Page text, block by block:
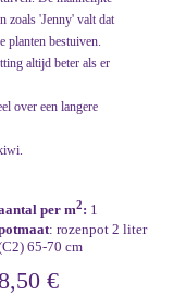
zoals 'Jenny' valt dat
planten bestuiven.
altijd beter als er
over een langere
per m2: 1
: rozenpot 2 liter
65-70 cm
€